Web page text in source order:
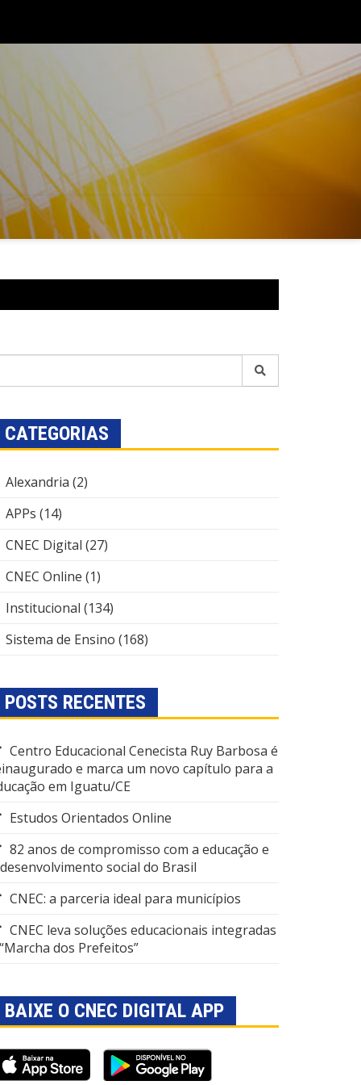
CATEGORIAS
Alexandria (2)
APPs (14)
CNEC Digital (27)
CNEC Online (1)
Institucional (134)
Sistema de Ensino (168)
POSTS RECENTES
Centro Educacional Cenecista Ruy Barbosa é
e marca um novo capítulo para a
em Iguatu/CE
Estudos Orientados Online
82 anos de compromisso com a educação e
social do Brasil
CNEC: a parceria ideal para municípios
CNEC leva soluções educacionais integradas
dos Prefeitos”
BAIXE O CNEC DIGITAL APP